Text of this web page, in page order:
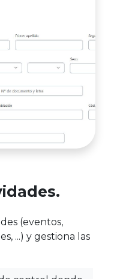
(eventos,
...) y gestiona las